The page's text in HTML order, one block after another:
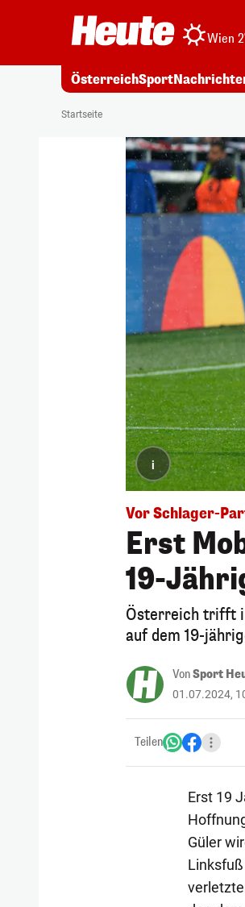
Wien
ÖsterreichSport
Startseite
i
Vor Schlager-
Erst
19-
Österreich trifft
auf dem 19-
VonSport
01.07.2024,
Teilen
Erst 19
Güler